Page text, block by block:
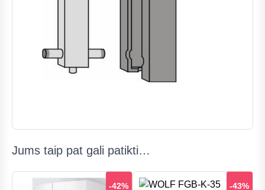
Jums taip pat gali patikti…
-42% -43%